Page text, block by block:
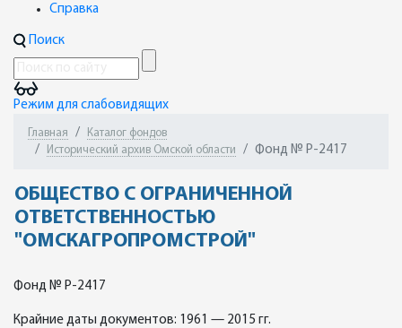
Справка
Поиск
Режим для слабовидящих
Главная
Каталог фондов
Исторический архив Омской области
Фонд № Р-2417
ОБЩЕСТВО С ОГРАНИЧЕННОЙ
ОТВЕТСТВЕННОСТЬЮ
"ОМСКАГРОПРОМСТРОЙ"
Фонд № Р-2417
Крайние даты документов: 1961 — 2015 гг.